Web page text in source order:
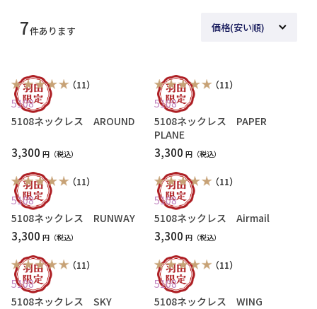
7件あります
（11）
5108
5108ネックレス AROUND
3,300 円
（11）
5108
5108ネックレス PAPER
PLANE
3,300 円
（11）
5108
5108ネックレス RUNWAY
3,300 円
（11）
5108
5108ネックレス Airmail
3,300 円
（11）
5108
5108ネックレス SKY
（11）
5108
5108ネックレス WING